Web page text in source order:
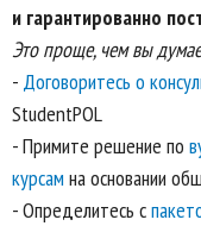
и гарантированно
Это проще, чем вы
- Договоритесь о
StudentPOL
- Примите решение по
курсам на основании
- Определитесь с